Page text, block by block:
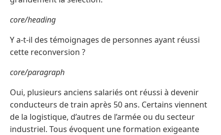
core/heading
Y a-t-il des témoignages de personnes ayant réussi
cette reconversion ?
core/paragraph
Oui, plusieurs anciens salariés ont réussi à devenir
conducteurs de train après 50 ans. Certains viennent
de la logistique, d’autres de l’armée ou du secteur
industriel. Tous évoquent une formation exigeante